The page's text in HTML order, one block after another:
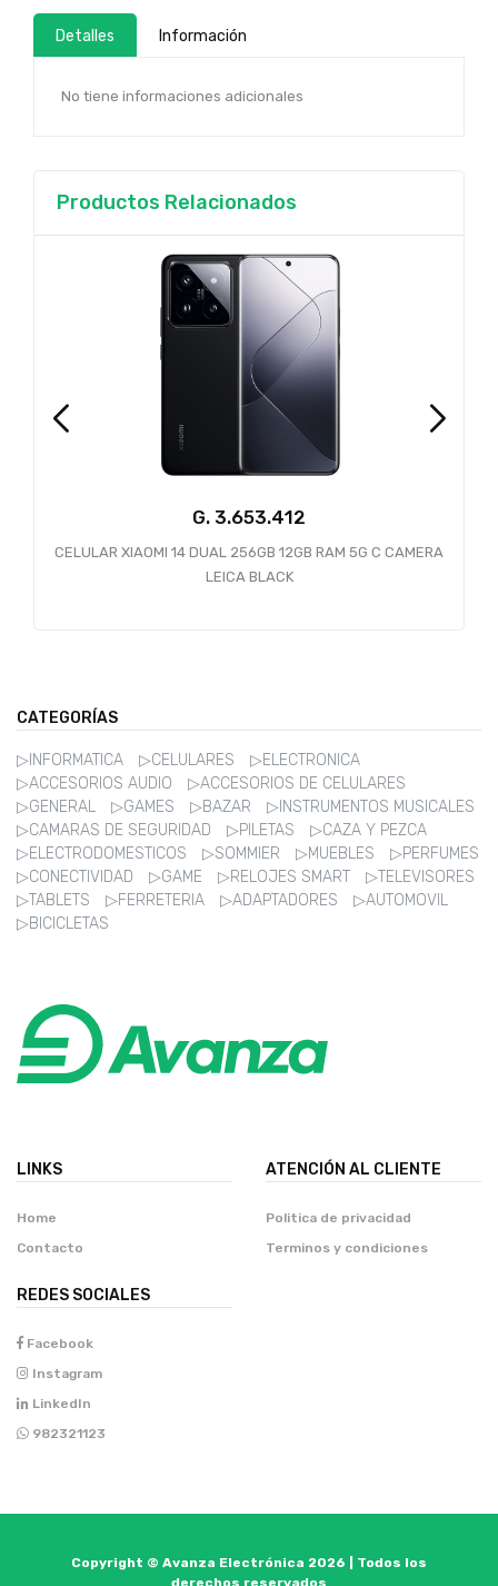
Detalles Información
No tiene informaciones adicionales
Productos Relacionados
G. 3.653.412
CELULAR XIAOMI 14 DUAL 256GB 12GB RAM 5G C CAMERA
LEICA BLACK
CATEGORÍAS
▷INFORMATICA ▷CELULARES
▷ELECTRONICA
▷ACCESORIOS AUDIO
▷ACCESORIOS DE CELULARES
▷GENERAL
▷GAMES ▷BAZAR
▷INSTRUMENTOS MUSICALES
▷CAMARAS DE SEGURIDAD
▷PILETAS
▷CAZA Y PEZCA
▷ELECTRODOMESTICOS
▷SOMMIER ▷MUEBLES
▷PERFUMES
▷CONECTIVIDAD
▷GAME ▷RELOJES SMART
▷TELEVISORES
▷TABLETS
▷FERRETERIA ▷ADAPTADORES
▷AUTOMOVIL
▷BICICLETAS
LINKS
Home
Contacto
ATENCIÓN AL CLIENTE
Politica de privacidad
Terminos y condiciones
REDES SOCIALES
Facebook
Instagram
LinkedIn
982321123
Copyright © Avanza Electrónica 2026 | Todos los
derechos reservados